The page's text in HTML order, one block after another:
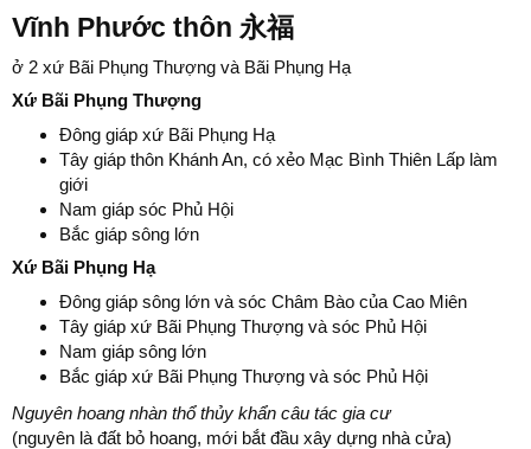
Vĩnh Phước thôn 永福
ở 2 xứ Bãi Phụng Thượng và Bãi Phụng Hạ
Xứ Bãi Phụng Thượng
Đông giáp xứ Bãi Phụng Hạ
Tây giáp thôn Khánh An, có xẻo Mạc Bình Thiên Lấp làm
giới
Nam giáp sóc Phủ Hội
Bắc giáp sông lớn
Xứ Bãi Phụng Hạ
Đông giáp sông lớn và sóc Châm Bào của Cao Miên
Tây giáp xứ Bãi Phụng Thượng và sóc Phủ Hội
Nam giáp sông lớn
Bắc giáp xứ Bãi Phụng Thượng và sóc Phủ Hội
Nguyên hoang nhàn thổ thủy khẩn câu tác gia cư
(nguyên là đất bỏ hoang, mới bắt đầu xây dựng nhà cửa)